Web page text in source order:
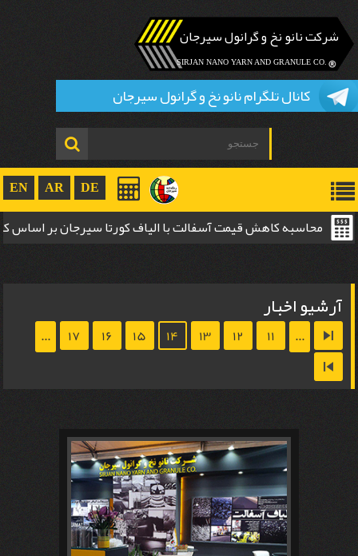
شرکت نانو نخ و گرانول سیرجان
.SIRJAN NANO YARN AND GRANULE CO
کانال تلگرام نانو نخ و گرانول سیرجان
EN AR DE
محاسبه کاهش قیمت آسفالت با الیاف کورتا سیرجان بر
آرشیو اخبار
...
11
12
13
14
15
16
17
...